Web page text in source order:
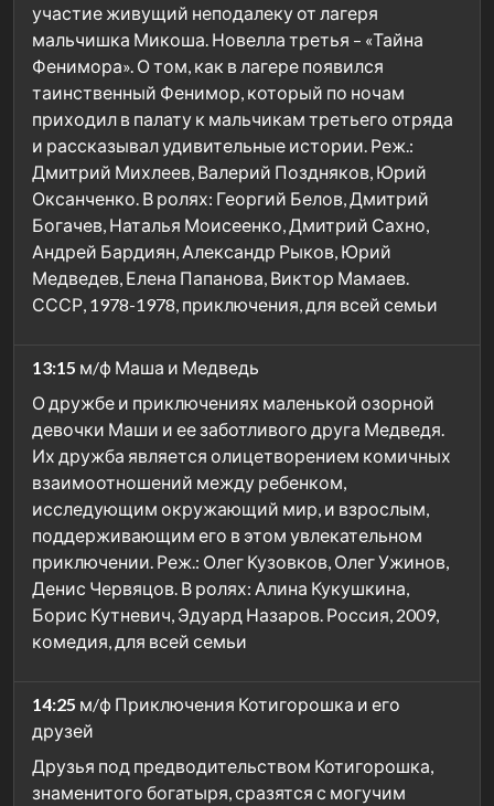
участие живущий неподалеку от лагеря
мальчишка Микоша. Новелла третья – «Тайна
Фенимора». О том, как в лагере появился
таинственный Фенимор, который по ночам
приходил в палату к мальчикам третьего отряда
и рассказывал удивительные истории. Реж.:
Дмитрий Михлеев, Валерий Поздняков, Юрий
Оксанченко. В ролях: Георгий Белов, Дмитрий
Богачев, Наталья Моисеенко, Дмитрий Сахно,
Андрей Бардиян, Александр Рыков, Юрий
Медведев, Елена Папанова, Виктор Мамаев.
СССР, 1978-1978, приключения, для всей семьи
13:15 м/ф Маша и Медведь
О дружбе и приключениях маленькой озорной
девочки Маши и ее заботливого друга Медведя.
Их дружба является олицетворением комичных
взаимоотношений между ребенком,
исследующим окружающий мир, и взрослым,
поддерживающим его в этом увлекательном
приключении. Реж.: Олег Кузовков, Олег Ужинов,
Денис Червяцов. В ролях: Алина Кукушкина,
Борис Кутневич, Эдуард Назаров. Россия, 2009,
комедия, для всей семьи
14:25 м/ф Приключения Котигорошка и его
друзей
Друзья под предводительством Котигорошка,
знаменитого богатыря, сразятся с могучим